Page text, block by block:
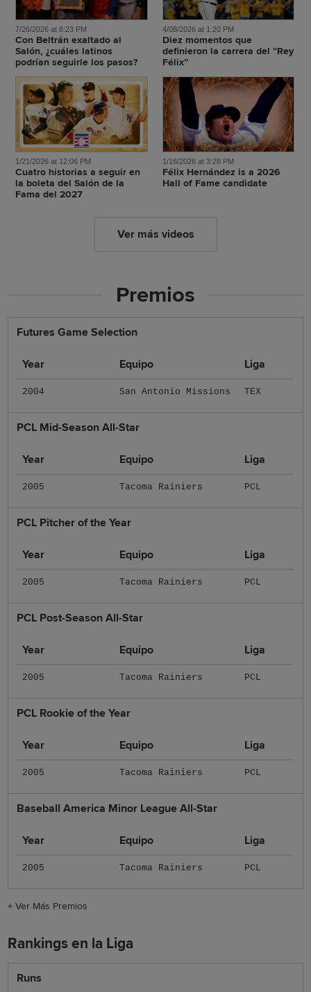
7/26/2026 at 8:23 PM
Con Beltrán exaltado al
Salón, ¿cuáles latinos
podrían seguirle los pasos?
4/08/2026 at 1:20 PM
Diez momentos que
definieron la carrera del “Rey
Félix”
1/21/2026 at 12:06 PM
Cuatro historias a seguir en
la boleta del Salón de la
Fama del 2027
1/16/2026 at 3:28 PM
Félix Hernández is a 2026
Hall of Fame candidate
Ver más videos
Premios
Futures Game Selection
Year Equipo Liga
2004 San Antonio Missions TEX
PCL Mid-Season All-Star
Year Equipo Liga
2005 Tacoma Rainiers PCL
PCL Pitcher of the Year
Year Equipo Liga
2005 Tacoma Rainiers PCL
PCL Post-Season All-Star
Year Equipo Liga
2005 Tacoma Rainiers PCL
PCL Rookie of the Year
Year Equipo Liga
2005 Tacoma Rainiers PCL
Baseball America Minor League All-Star
Year Equipo Liga
2005 Tacoma Rainiers PCL
+Ver Más Premios
Rankings en la Liga
Runs